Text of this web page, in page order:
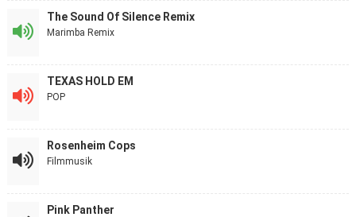
The Sound Of Silence Remix
Marimba Remix
TEXAS HOLD EM
POP
Rosenheim Cops
Filmmusik
Pink Panther